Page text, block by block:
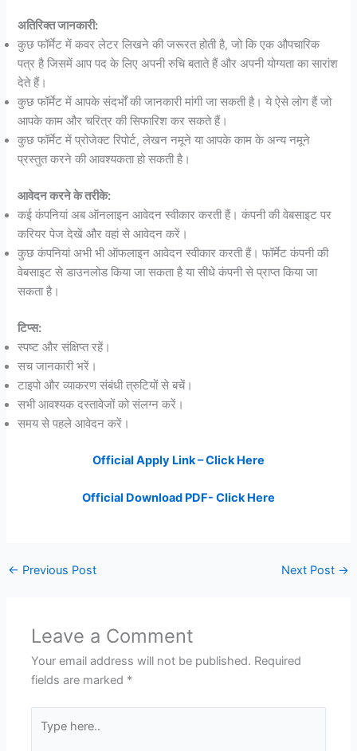
अतिरिक्त जानकारी:
कुछ फॉर्मेट में कवर लेटर लिखने की जरूरत होती है, जो कि एक औपचारिक
पत्र है जिसमें आप पद के लिए अपनी रुचि बताते हैं और अपनी योग्यता का सारांश
देते हैं।
कुछ फॉर्मेट में आपके संदर्भों की जानकारी मांगी जा सकती है। ये ऐसे लोग हैं जो
आपके काम और चरित्र की सिफारिश कर सकते हैं।
कुछ फॉर्मेट में प्रोजेक्ट रिपोर्ट, लेखन नमूने या आपके काम के अन्य नमूने
प्रस्तुत करने की आवश्यकता हो सकती है।
आवेदन करने के तरीके:
कई कंपनियां अब ऑनलाइन आवेदन स्वीकार करती हैं। कंपनी की वेबसाइट पर
करियर पेज देखें और वहां से आवेदन करें।
कुछ कंपनियां अभी भी ऑफलाइन आवेदन स्वीकार करती हैं। फॉर्मेट कंपनी की
वेबसाइट से डाउनलोड किया जा सकता है या सीधे कंपनी से प्राप्त किया जा
सकता है।
टिप्स:
स्पष्ट और संक्षिप्त रहें।
सच जानकारी भरें।
टाइपो और व्याकरण संबंधी त्रुटियों से बचें।
सभी आवश्यक दस्तावेजों को संलग्न करें।
समय से पहले आवेदन करें।
Official Apply Link – Click Here
Official Download PDF- Click Here
← Previous Post Next Post →
Leave a Comment
Your email address will not be published. Required
fields are marked *
here..